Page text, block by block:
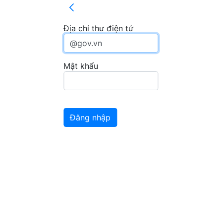
Địa chỉ thư điện tử
Mật khẩu
Đăng nhập